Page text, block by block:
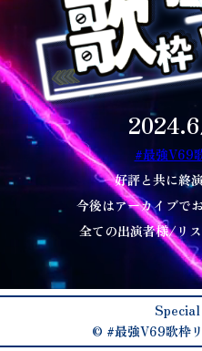
#最強V69
好評と共に終
今後はアーカイブで
全ての出演者様/リ
© #最強V69歌枠